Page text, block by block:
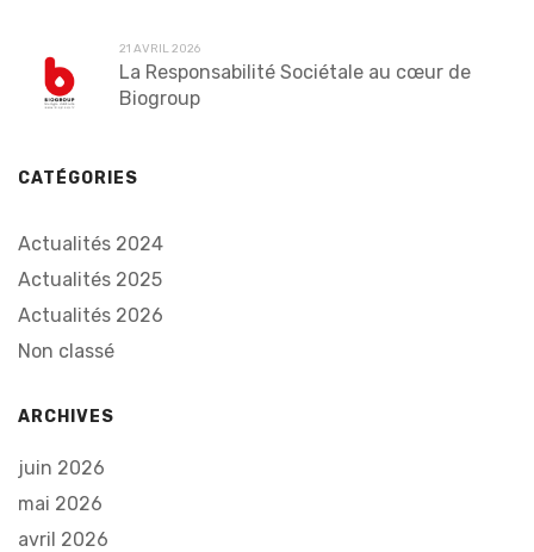
21 AVRIL 2026
La Responsabilité Sociétale au cœur de
Biogroup
CATÉGORIES
Actualités 2024
Actualités 2025
Actualités 2026
Non classé
ARCHIVES
juin 2026
mai 2026
avril 2026